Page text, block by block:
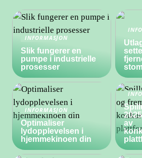
INFORMASJON
Slik fungerer en
pumpe i industrielle
prosesser
INFORMASJON
Optimaliser
lydopplevelsen i
hjemmekinoen din
av